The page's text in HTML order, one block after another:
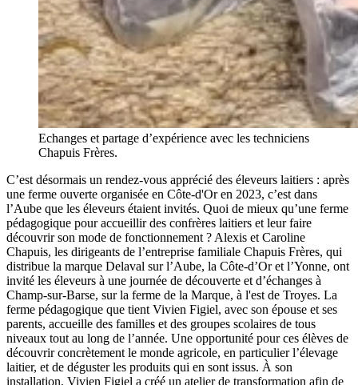
Echanges et partage d’expérience avec les techniciens
Chapuis Frères.
C’est désormais un rendez-vous apprécié des éleveurs laitiers : après
une ferme ouverte organisée en Côte-d'Or en 2023, c’est dans
l’Aube que les éleveurs étaient invités. Quoi de mieux qu’une ferme
pédagogique pour accueillir des confrères laitiers et leur faire
découvrir son mode de fonctionnement ? Alexis et Caroline
Chapuis, les dirigeants de l’entreprise familiale Chapuis Frères, qui
distribue la marque Delaval sur l’Aube, la Côte-d’Or et l’Yonne, ont
invité les éleveurs à une journée de découverte et d’échanges à
Champ-sur-Barse, sur la ferme de la Marque, à l'est de Troyes. La
ferme pédagogique que tient Vivien Figiel, avec son épouse et ses
parents, accueille des familles et des groupes scolaires de tous
niveaux tout au long de l’année. Une opportunité pour ces élèves de
découvrir concrètement le monde agricole, en particulier l’élevage
laitier, et de déguster les produits qui en sont issus. À son
installation, Vivien Figiel a créé un atelier de transformation afin de